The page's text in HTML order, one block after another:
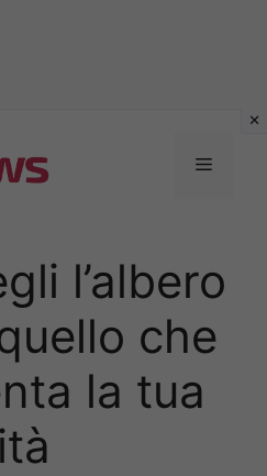
Menu
l’albero
che
la tua